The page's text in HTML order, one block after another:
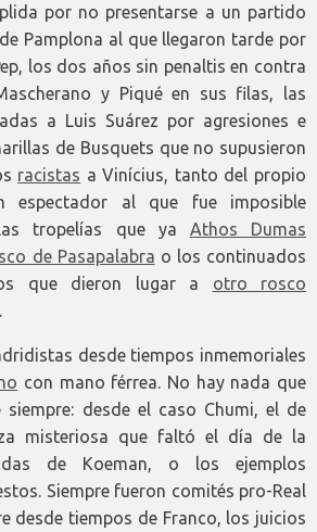
por no presentarse a un partido
Pamplona al que llegaron tarde por
los dos años sin penaltis en contra
y Piqué en sus filas, las
a Luis Suárez por agresiones e
de Busquets que no supusieron
racistas a Vinícius, tanto del propio
espectador al que fue imposible
tropelías que ya Athos Dumas
de Pasapalabra o los continuados
que dieron lugar a otro rosco
.
desde tiempos inmemoriales
con mano férrea. No hay nada que
desde el caso Chumi, el de
misteriosa que faltó el día de la
de Koeman, o los ejemplos
Siempre fueron comités pro-Real
desde tiempos de Franco, los juicios